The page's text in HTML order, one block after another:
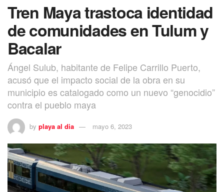
Tren Maya trastoca identidad
de comunidades en Tulum y
Bacalar
Ángel Sulub, habitante de Felipe Carrillo Puerto,
acusó que el impacto social de la obra en su
municipio es catalogado como un nuevo “genocidio”
contra el pueblo maya
by playa al dia mayo 6, 2023